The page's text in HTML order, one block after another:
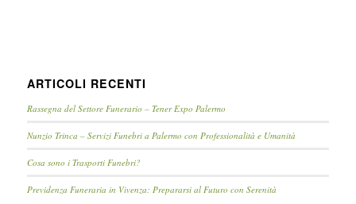
ARTICOLI RECENTI
Rassegna del Settore Funerario – Tener Expo Palermo
Nunzio Trinca – Servizi Funebri a Palermo con Professionalità e Umanità
Cosa sono i Trasporti Funebri?
Previdenza Funeraria in Vivenza: Prepararsi al Futuro con Serenità